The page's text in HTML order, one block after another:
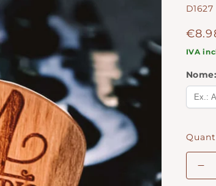
SKU:
D1627
IVA
Nome: